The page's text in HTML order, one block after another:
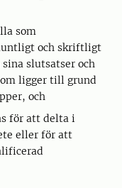
som
och skriftligt
slutsatser och
ligger till grund
och
för att delta i
eller för att